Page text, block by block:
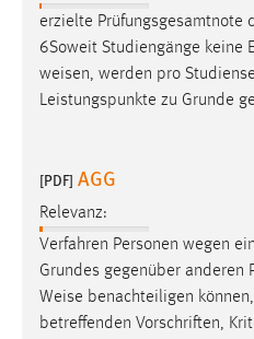
erzielte Prüfungsgesamtnote
6Soweit Studiengänge keine
weisen, werden pro
Leistungspunkte zu Grunde
[PDF] AGG
Relevanz:
Verfahren Personen wegen
Grundes gegenüber anderen
Weise benachteiligen
betreffenden Vorschriften,